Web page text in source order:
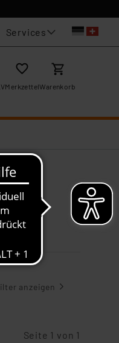
Services
MerkzettelWarenkorb
anzeigen
Seite 1 von 1